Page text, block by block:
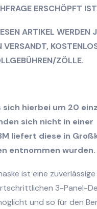
ERSCHÖPFT
ARTIKEL WERDEN
ZÖLLE.
hierbei um 20
sich nicht in einer
liefert diese in
entnommen wurden.
ist eine
3-Panel-
und so für den